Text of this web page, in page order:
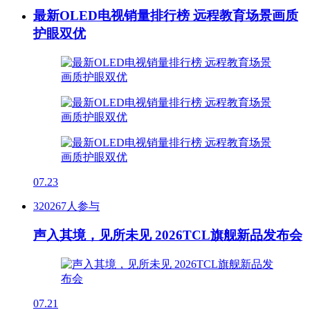
最新OLED电视销量排行榜 远程教育场景画质
护眼双优
07.23
320267人参与
声入其境，见所未见 2026TCL旗舰新品发布会
07.21